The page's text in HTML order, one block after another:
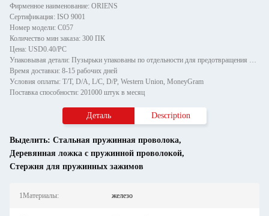
Фирменное наименование: ORIENS
Сертификация: ISO 9001
Номер модели: C057
Количество мин заказа: 300 ПК
Цена: USD0.40/PC
Упаковывая детали: Пузырьки упакованы по отдельности для предотвращения повреждений и царапин при транспортировке, зате
Время доставки: 8-15 рабочих дней
Условия оплаты: T/T, D/A, L/C, D/P, Western Union, MoneyGram
Поставка способности: 201000 штук в месяц
Деталь Description
Выделить: Стальная пружинная проволока,
Деревянная ложка с пружинной проволокой,
Стержня для пружинных зажимов
1Материалы: железо